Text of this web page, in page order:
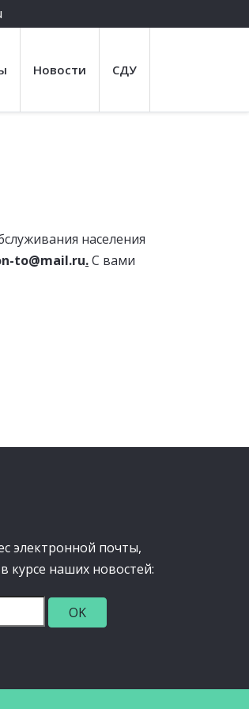
Новости СДУ
населения
to@mail.ru.С вами
электронной почты,
курсе наших новостей: